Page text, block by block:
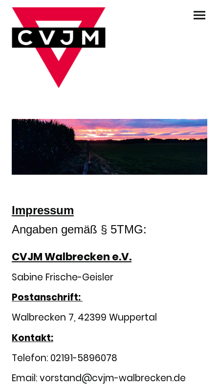
Impressum
Angaben gemäß § 5TMG:
CVJM Walbrecken e.V.
Sabine Frische-Geisler
Postanschrift:
Walbrecken 7, 42399 Wuppertal
Kontakt:
Telefon: 02191-5896078
Email: vorstand@cvjm-walbrecken.de